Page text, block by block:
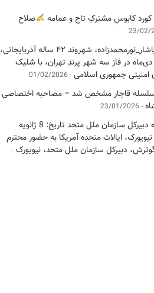
کورد کابوسِ مشترکِ تاج و عمامه
​صلاح
23/02/
کشته شدن یاشار_نورمحمدزاده، شهروند ۴۲ ساله آذربایجانی،
روز جمعه ۱۹ دی‌ماه در فاز سه شهر پرندِ تهران، با شلیک
امنیتی جمهوری اسلامی 01/02/2026
سلسله قاجار مشخص شد – مصاحبه اختصاصی
23/01/2026
نامه رسمی به دبیرکل سازمان ملل متحد تاریخ: 8 ژانویه
نیویورک، ایالات متحده آمریکا به حضور محترم
گوترش، دبیرکل سازمان ملل متحد، نیویورک